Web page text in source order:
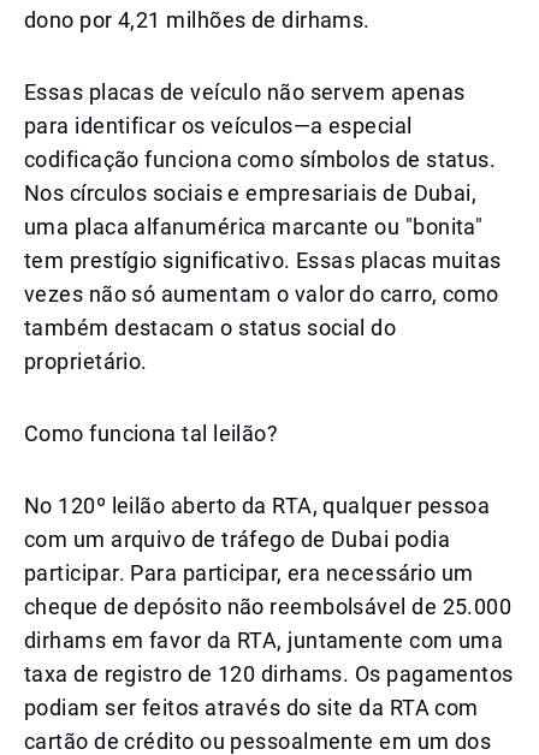
dono por 4,21 milhões de dirhams.
Essas placas de veículo não servem apenas
para identificar os veículos—a especial
codificação funciona como símbolos de status.
Nos círculos sociais e empresariais de Dubai,
uma placa alfanumérica marcante ou "bonita"
tem prestígio significativo. Essas placas muitas
vezes não só aumentam o valor do carro, como
também destacam o status social do
proprietário.
Como funciona tal leilão?
No 120º leilão aberto da RTA, qualquer pessoa
com um arquivo de tráfego de Dubai podia
participar. Para participar, era necessário um
cheque de depósito não reembolsável de 25.000
dirhams em favor da RTA, juntamente com uma
taxa de registro de 120 dirhams. Os pagamentos
podiam ser feitos através do site da RTA com
cartão de crédito ou pessoalmente em um dos